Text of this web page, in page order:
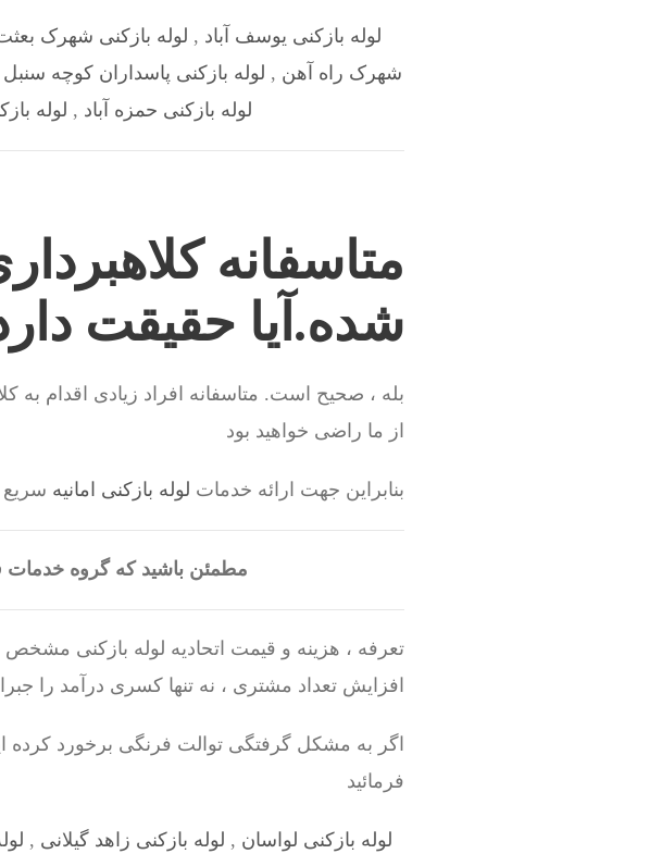
لوله بازکنی یوسف آباد , لوله بازکنی شهرک
شهرک راه آهن , لوله بازکنی پاسداران کوچه سنبل
لوله بازکنی حمزه آباد , لوله
متاسفانه
شده.آیا حقیقت
بله ، صحیح است. متاسفانه افراد زیادی اقدام به
از ما راضی خواهید بود
بنابراین جهت ارائه خدمات لوله بازکنی امانیه سریع
مطمئن باشید که گروه خدمات
تعرفه ، هزینه و قیمت اتحادیه لوله بازکنی
افزایش تعداد مشتری ، نه تنها کسری درآمد را
اگر به مشکل گرفتگی توالت فرنگی برخورد کرده
فرمائید
لوله بازکنی لواسان , لوله بازکنی زاهد گیلانی ,